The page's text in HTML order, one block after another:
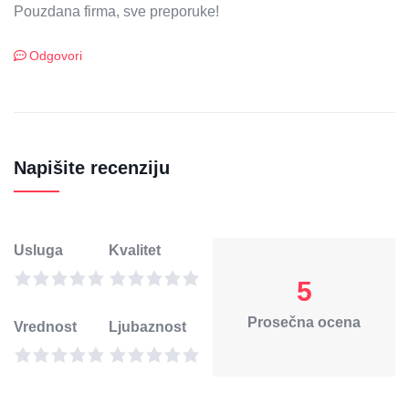
Pouzdana firma, sve preporuke!
Odgovori
Napišite recenziju
Usluga Kvalitet
Vrednost Ljubaznost
5
Prosečna ocena